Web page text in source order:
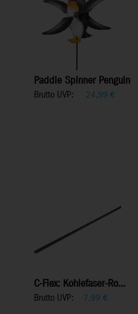
Paddle Spinner Penguin
Brutto UVP: 24,99 €
C-Flex: Kohlefaser-Ro...
Brutto UVP: 7,99 €